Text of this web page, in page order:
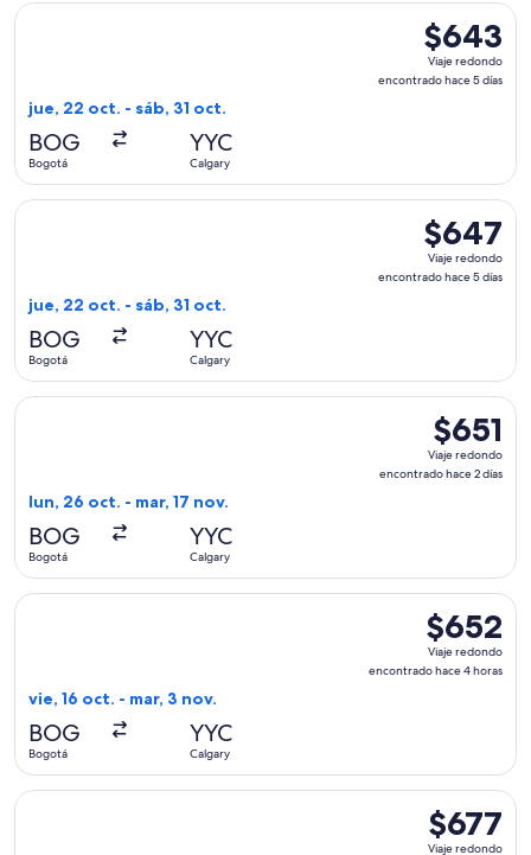
$643
Viaje
redondo,
$643
Viaje redondo
encontrado hace 5 días
jue, 22 oct. - sáb, 31 oct.
BOG
Bogotá
YYC
Calgary
Seleccionar vuelo de American Airlines, con salida el jue,
$647
Viaje
redondo,
$647
Viaje redondo
encontrado hace 5 días
jue, 22 oct. - sáb, 31 oct.
BOG
Bogotá
YYC
Calgary
Seleccionar vuelo de United, con salida el jue, 22 oct.
$651
Viaje
redondo,
$651
Viaje redondo
encontrado hace 2 días
lun, 26 oct. - mar, 17 nov.
BOG
Bogotá
YYC
Calgary
Seleccionar vuelo de Delta, con salida el lun, 26 oct. desde
$652
Viaje
redondo,
$652
Viaje redondo
encontrado hace 4 horas
vie, 16 oct. - mar, 3 nov.
BOG
Bogotá
YYC
Calgary
Seleccionar vuelo de Delta, con salida el vie, 16 oct. desde
$677
Viaje
$677
Viaje redondo
Seleccionar vuelo de American Airlines, con salida el jue,